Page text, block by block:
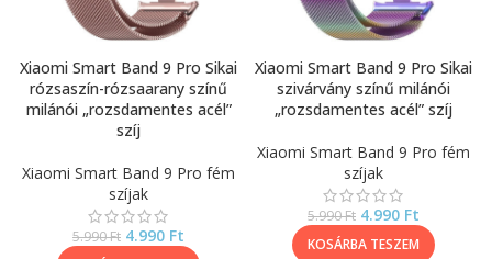
Xiaomi Smart Band 9 Pro Sikai
rózsaszín-rózsaarany színű
milánói „rozsdamentes acél”
szíj
Xiaomi Smart Band 9 Pro fém
szíjak
5.990Ft 4.990 Ft
Xiaomi Smart Band 9 Pro Sikai
szivárvány színű milánói
„rozsdamentes acél” szíj
Xiaomi Smart Band 9 Pro fém
szíjak
5.990Ft 4.990 Ft
KOSÁRBA TESZEM